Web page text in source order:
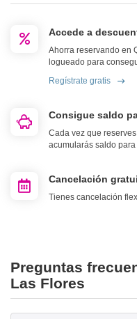
Accede a
Ahorra reservando en
logueado para
Regístrate gratis
Consigue saldo
Cada vez que
acumularás saldo
Cancelación
Tienes cancelación
Preguntas
Las Flores